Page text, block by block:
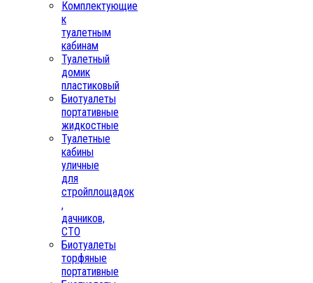
Комплектующие
к
туалетным
кабинам
Туалетный
домик
пластиковый
Биотуалеты
портативные
жидкостные
Туалетные
кабины
уличные
для
стройплощадок
,
дачников,
СТО
Биотуалеты
торфяные
портативные